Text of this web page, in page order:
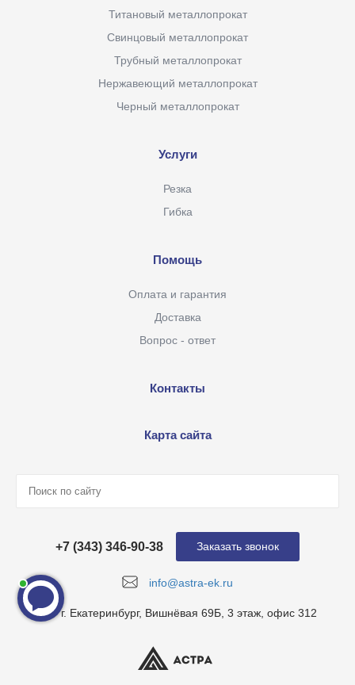
Титановый металлопрокат
Свинцовый металлопрокат
Трубный металлопрокат
Нержавеющий металлопрокат
Черный металлопрокат
Услуги
Резка
Гибка
Помощь
Оплата и гарантия
Доставка
Вопрос - ответ
Контакты
Карта сайта
info@astra-ek.ru
+7 (343) 346-90-38
г. Екатеринбург, Вишнёвая 69Б, 3 этаж, офис 312
Заказать звонок